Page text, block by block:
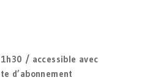
/ accessible avec
d’abonnement